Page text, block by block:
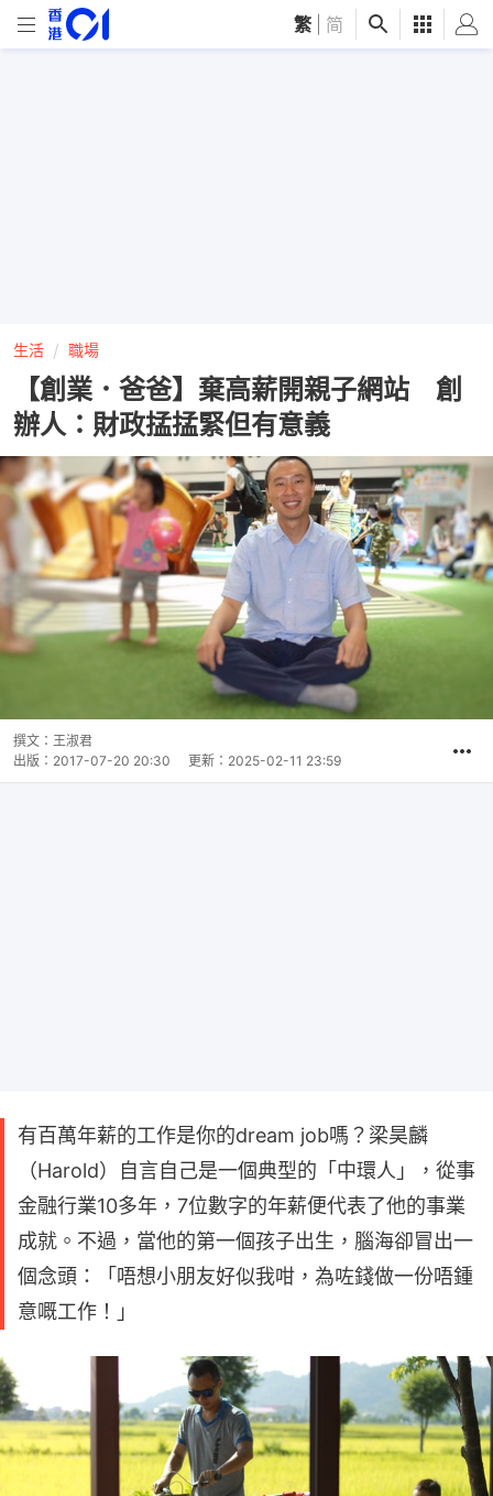
繁 简
生活 職場
【創業．爸爸】棄高薪開親子網站 創
辦人：財政掹掹緊但有意義
撰文： 王淑君
出版： 2017-07-20 20:30 更新： 2025-02-11 23:59
有百萬年薪的工作是你的dream job嗎？梁昊麟
（Harold）自言自己是一個典型的「中環人」，從事
金融行業10多年，7位數字的年薪便代表了他的事業
成就。不過，當他的第一個孩子出生，腦海卻冒出一
個念頭：「唔想小朋友好似我咁，為咗錢做一份唔鍾
意嘅工作！」